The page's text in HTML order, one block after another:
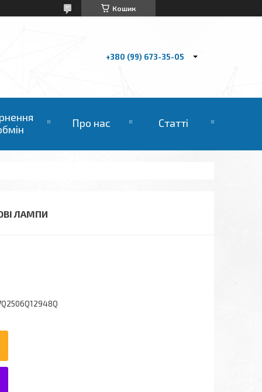
Кошик
+380 (99) 673-35-05
Про нас Статті
ЛАМПИ